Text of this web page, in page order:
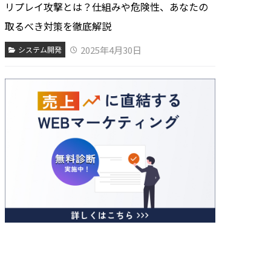
リプレイ攻撃とは？仕組みや危険性、あなたの
取るべき対策を徹底解説
システム開発 2025年4月30日